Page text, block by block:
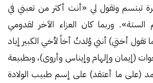
تبتسم وتقول لي «أنت أكثر من تعبني في
الستة». وربما كان العزاء الآخر لقدومي
تقول أختي) أنني وُلدتُ أخاً لأخي الكبير إياد
(إيمان وإلهام وإيناس وأروى)، وبطبيعة
(على ما أعتقد) على إسم طبيب الولادة